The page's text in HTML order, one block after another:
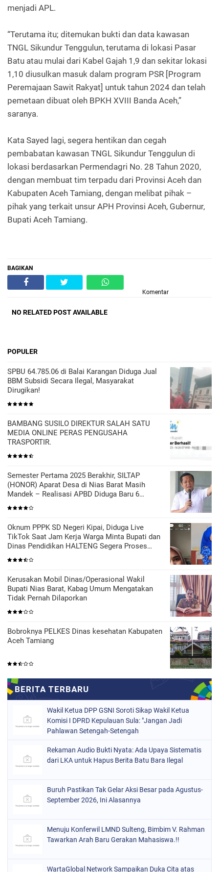
menjadi APL.
“Terutama itu; ditemukan bukti dan data kawasan
TNGL Sikundur Tenggulun, terutama di lokasi Pasar
Batu atau mulai dari Kabel Gajah 1,9 dan sekitar lokasi
1,10 diusulkan masuk dalam program PSR [Program
Peremajaan Sawit Rakyat] untuk tahun 2024 dan telah
pemetaan dibuat oleh BPKH XVIII Banda Aceh,”
saranya.
Kata Sayed lagi, segera hentikan dan cegah
pembabatan kawasan TNGL Sikundur Tenggulun di
lokasi berdasarkan Permendagri No. 28 Tahun 2020,
dengan membuat tim terpadu dari Provinsi Aceh dan
Kabupaten Aceh Tamiang, dengan melibat pihak –
pihak yang terkait unsur APH Provinsi Aceh, Gubernur,
Bupati Aceh Tamiang.
BAGIKAN
Komentar
NO RELATED POST AVAILABLE
POPULER
SPBU 64.785.06 di Balai Karangan Diduga Jual
BBM Subsidi Secara Ilegal, Masyarakat
Dirugikan!
BAMBANG SUSILO DIREKTUR SALAH SATU
MEDIA ONLINE PERAS PENGUSAHA
TRASPORTIR.
Semester Pertama 2025 Berakhir, SILTAP
(HONOR) Aparat Desa di Nias Barat Masih
Mandek – Realisasi APBD Diduga Baru 6
Persen
Oknum PPPK SD Negeri Kipai, Diduga Live
TikTok Saat Jam Kerja Warga Minta Bupati dan
Dinas Pendidikan HALTENG Segera Proses
Sesuai Hukum
Kerusakan Mobil Dinas/Operasional Wakil
Bupati Nias Barat, Kabag Umum Mengatakan
Tidak Pernah Dilaporkan
Bobroknya PELKES Dinas kesehatan Kabupaten
Aceh Tamiang
Wakil Ketua DPP GSNI Soroti Sikap Wakil Ketua
Komisi I DPRD Kepulauan Sula: "Jangan Jadi
Pahlawan Setengah-Setengah
Rekaman Audio Bukti Nyata: Ada Upaya Sistematis
dari LKA untuk Hapus Berita Batu Bara Ilegal
Buruh Pastikan Tak Gelar Aksi Besar pada Agustus-
September 2026, Ini Alasannya
Menuju Konferwil LMND Sulteng, Bimbim V. Rahman
Tawarkan Arah Baru Gerakan Mahasiswa.!!
WartaGlobal Network Sampaikan Duka Cita atas